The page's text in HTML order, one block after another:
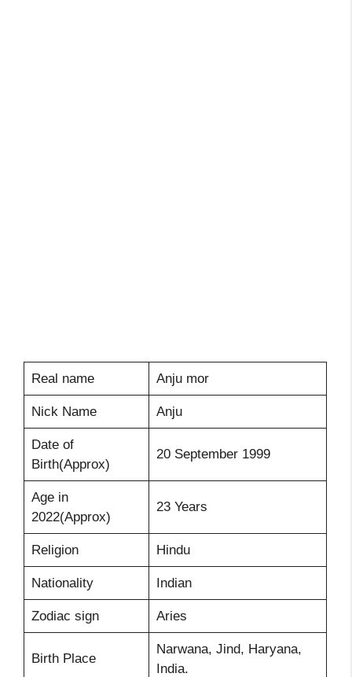
Real name Anju mor
Nick Name Anju
Date of
Birth(Approx)
20 September 1999
Age in
2022(Approx)
23 Years
Religion Hindu
Nationality Indian
Zodiac sign Aries
Birth Place
Narwana, Jind, Haryana,
India.